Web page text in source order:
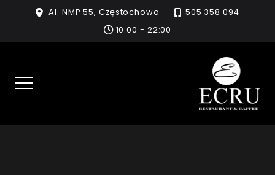
content
Al. NMP 55, Częstochowa
505 358 094
10:00 - 22:00